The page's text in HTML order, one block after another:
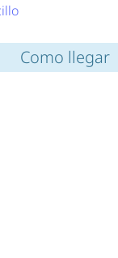
Como llegar